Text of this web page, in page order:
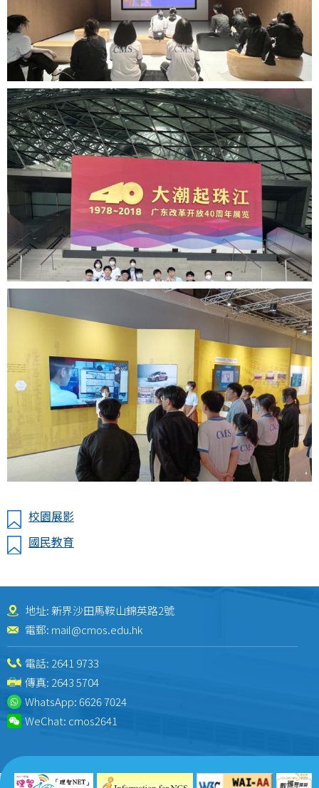
校園展影
國民教育
地址: 新界沙田馬鞍山錦英路2號
電郵: mail@cmos.edu.hk
電話: 2641 9733
傳真: 2643 5704
WhatsApp:6626 7024
WeChat: cmos2641